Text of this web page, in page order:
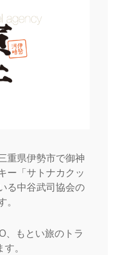
重県伊勢市で御神
ー「サトナカクッ
る中谷武司協会の
、もとい旅のトラ
。